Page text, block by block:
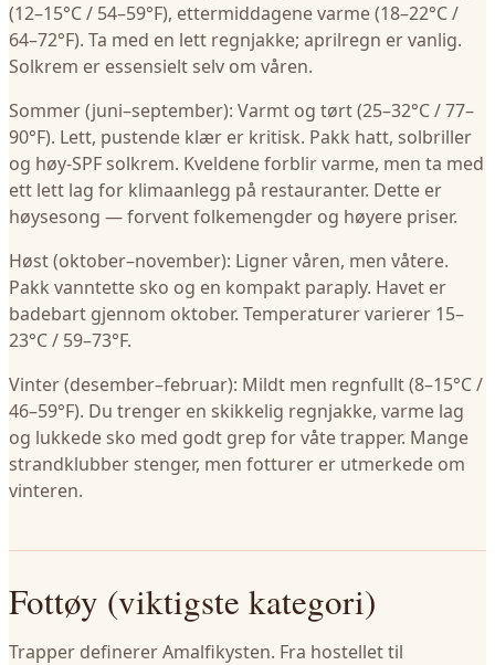
(12–15°C / 54–59°F), ettermiddagene varme (18–22°C /
64–72°F). Ta med en lett regnjakke; aprilregn er vanlig.
Solkrem er essensielt selv om våren.
Sommer (juni–september): Varmt og tørt (25–32°C / 77–
90°F). Lett, pustende klær er kritisk. Pakk hatt, solbriller
og høy-SPF solkrem. Kveldene forblir varme, men ta med
ett lett lag for klimaanlegg på restauranter. Dette er
høysesong — forvent folkemengder og høyere priser.
Høst (oktober–november): Ligner våren, men våtere.
Pakk vanntette sko og en kompakt paraply. Havet er
badebart gjennom oktober. Temperaturer varierer 15–
23°C / 59–73°F.
Vinter (desember–februar): Mildt men regnfullt (8–15°C /
46–59°F). Du trenger en skikkelig regnjakke, varme lag
og lukkede sko med godt grep for våte trapper. Mange
strandklubber stenger, men fotturer er utmerkede om
vinteren.
Fottøy (viktigste kategori)
Trapper definerer Amalfikysten. Fra hostellet til